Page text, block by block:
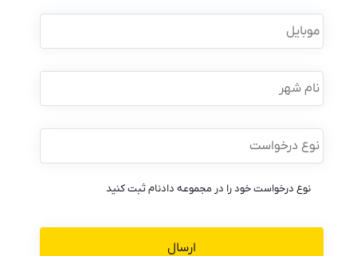
موبایل *
نام
شهر
نوع
درخواست *
نوع درخواست خود را در مجموعه دادنام ثبت کنید